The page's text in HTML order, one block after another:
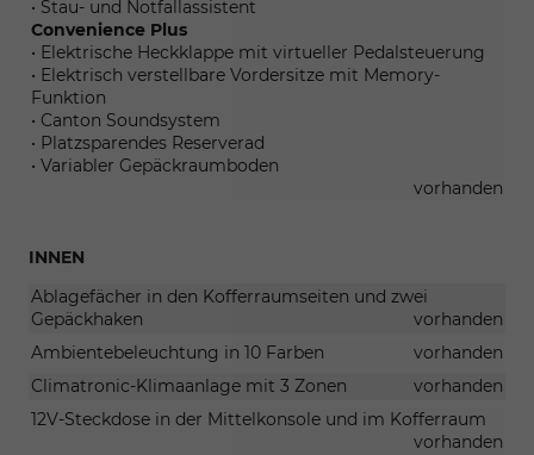
• Stau- und Notfallassistent
Convenience Plus
• Elektrische Heckklappe mit virtueller Pedalsteuerung
• Elektrisch verstellbare Vordersitze mit Memory-
Funktion
• Canton Soundsystem
• Platzsparendes Reserverad
• Variabler Gepäckraumboden
vorhanden
INNEN
Ablagefächer in den Kofferraumseiten und zwei
Gepäckhaken
vorhanden
Ambientebeleuchtung in 10 Farben
vorhanden
Climatronic-Klimaanlage mit 3 Zonen
vorhanden
12V-Steckdose in der Mittelkonsole und im Kofferraum
vorhanden